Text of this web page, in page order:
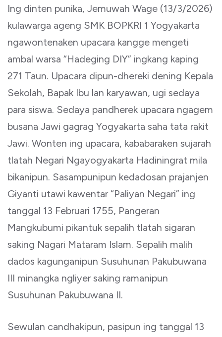
Ing dinten punika, Jemuwah Wage (13/3/2026)
kulawarga ageng SMK BOPKRI 1 Yogyakarta
ngawontenaken upacara kangge mengeti
ambal warsa “Hadeging DIY” ingkang kaping
271 Taun. Upacara dipun-dhereki dening Kepala
Sekolah, Bapak Ibu lan karyawan, ugi sedaya
para siswa. Sedaya pandherek upacara ngagem
busana Jawi gagrag Yogyakarta saha tata rakit
Jawi. Wonten ing upacara, kababaraken sujarah
tlatah Negari Ngayogyakarta Hadiningrat mila
bikanipun. Sasampunipun kedadosan prajanjen
Giyanti utawi kawentar “Paliyan Negari” ing
tanggal 13 Februari 1755, Pangeran
Mangkubumi pikantuk sepalih tlatah sigaran
saking Nagari Mataram Islam. Sepalih malih
dados kagunganipun Susuhunan Pakubuwana
III minangka ngliyer saking ramanipun
Susuhunan Pakubuwana II.
Sewulan candhakipun, pasipun ing tanggal 13